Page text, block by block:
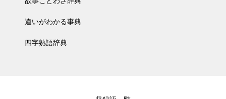
違いがわかる事典
四字熟語辞典